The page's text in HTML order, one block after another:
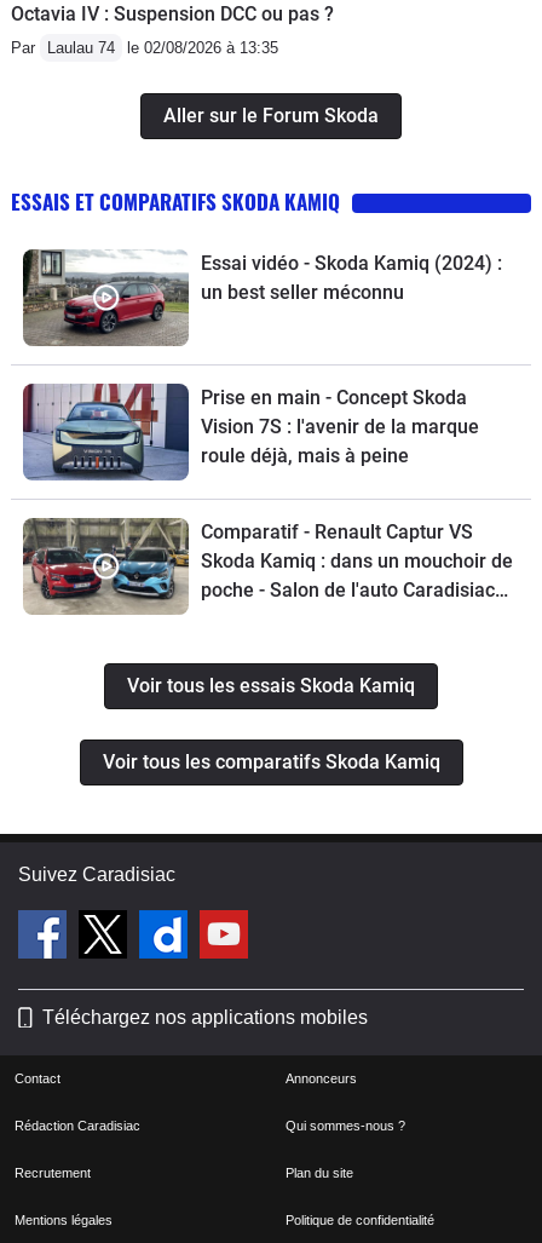
Octavia IV : Suspension DCC ou pas ?
Par Laulau 74 le 02/08/2026 à 13:35
Aller sur le Forum Skoda
ESSAIS ET COMPARATIFS SKODA KAMIQ
Essai vidéo - Skoda Kamiq (2024) :
un best seller méconnu
Prise en main - Concept Skoda
Vision 7S : l'avenir de la marque
roule déjà, mais à peine
Comparatif - Renault Captur VS
Skoda Kamiq : dans un mouchoir de
poche - Salon de l'auto Caradisiac
Voir tous les essais Skoda Kamiq
Voir tous les comparatifs Skoda Kamiq
Suivez Caradisiac
Téléchargez nos applications mobiles
Contact Annonceurs
Rédaction Caradisiac Qui sommes-nous ?
Recrutement Plan du site
Mentions légales Politique de confidentialité